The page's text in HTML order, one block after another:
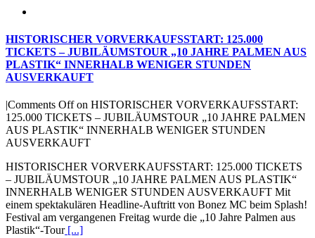
HISTORISCHER VORVERKAUFSSTART: 125.000
TICKETS – JUBILÄUMSTOUR „10 JAHRE PALMEN AUS
PLASTIK“ INNERHALB WENIGER STUNDEN
AUSVERKAUFT
|Comments Offon HISTORISCHER VORVERKAUFSSTART:
125.000 TICKETS – JUBILÄUMSTOUR „10 JAHRE PALMEN
AUS PLASTIK“ INNERHALB WENIGER STUNDEN
AUSVERKAUFT
HISTORISCHER VORVERKAUFSSTART: 125.000 TICKETS
– JUBILÄUMSTOUR „10 JAHRE PALMEN AUS PLASTIK“
INNERHALB WENIGER STUNDEN AUSVERKAUFT Mit
einem spektakulären Headline-Auftritt von Bonez MC beim Splash!
Festival am vergangenen Freitag wurde die „10 Jahre Palmen aus
Plastik“-Tour[...]